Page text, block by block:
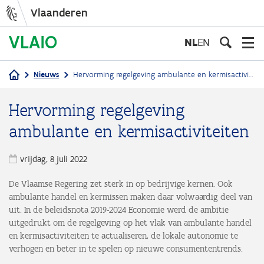
inhoud
Vlaanderen
NLEN
Nieuws Hervorming regelgeving ambulante en kermisactiviteiten
Hervorming regelgeving
ambulante en kermisactiviteiten
vrijdag, 8 juli 2022
De Vlaamse Regering zet sterk in op bedrijvige kernen. Ook
ambulante handel en kermissen maken daar volwaardig deel van
uit. In de beleidsnota 2019-2024 Economie werd de ambitie
uitgedrukt om de regelgeving op het vlak van ambulante handel
en kermisactiviteiten te actualiseren, de lokale autonomie te
verhogen en beter in te spelen op nieuwe consumententrends.